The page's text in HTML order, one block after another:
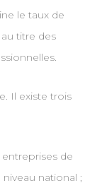
le taux de
titre des
Il existe trois
de
national ;